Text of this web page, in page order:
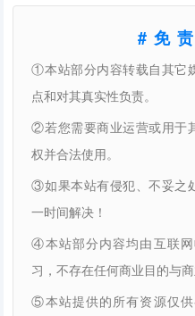
#免
①本站部分内容转载自其它
点和对其真实性负责。
②若您需要商业运营或用于
权并合法使用。
③如果本站有侵犯、不妥之
一时间解决！
④本站部分内容均由互联
习，不存在任何商业目的与商
⑤本站提供的所有资源仅